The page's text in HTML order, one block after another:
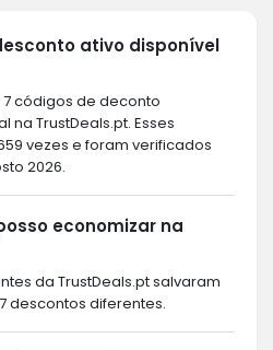
ativo disponível
códigos de deconto
na TrustDeals.pt. Esses
vezes e foram verificados
2026.
economizar na
da TrustDeals.pt salvaram
descontos diferentes.